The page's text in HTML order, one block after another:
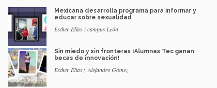
Mexicana desarrolla programa para informar y
educar sobre sexualidad
Esther Elías ! campus León
Sin miedo y sin fronteras ¡Alumnas Tec ganan
becas de innovación!
Esther Elías y Alejandro Gómez